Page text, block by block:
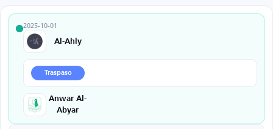
2025-10-01
Al-Ahly
Traspaso
Anwar Al-
Abyar